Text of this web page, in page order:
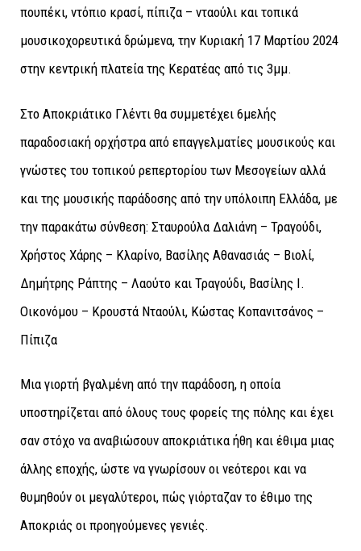
πουπέκι, ντόπιο κρασί, πίπιζα – νταούλι και τοπικά
μουσικοχορευτικά δρώμενα, την Κυριακή 17 Μαρτίου 2024
στην κεντρική πλατεία της Κερατέας από τις 3μμ.
Στο Αποκριάτικο Γλέντι θα συμμετέχει 6μελής
παραδοσιακή ορχήστρα από επαγγελματίες μουσικούς και
γνώστες του τοπικού ρεπερτορίου των Μεσογείων αλλά
και της μουσικής παράδοσης από την υπόλοιπη Ελλάδα, με
την παρακάτω σύνθεση: Σταυρούλα Δαλιάνη – Τραγούδι,
Χρήστος Χάρης – Κλαρίνο, Βασίλης Αθανασιάς – Βιολί,
Δημήτρης Ράπτης – Λαούτο και Τραγούδι, Βασίλης Ι.
Οικονόμου – Κρουστά Νταούλι, Κώστας Κοπανιτσάνος –
Πίπιζα
Μια γιορτή βγαλμένη από την παράδοση, η οποία
υποστηρίζεται από όλους τους φορείς της πόλης και έχει
σαν στόχο να αναβιώσουν αποκριάτικα ήθη και έθιμα μιας
άλλης εποχής, ώστε να γνωρίσουν οι νεότεροι και να
θυμηθούν οι μεγαλύτεροι, πώς γιόρταζαν το έθιμο της
Αποκριάς οι προηγούμενες γενιές.